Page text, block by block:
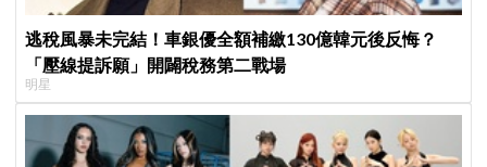
逃稅風暴未完結！車銀優全額補繳130億韓元後反悔？
「壓線提訴願」開闢稅務第二戰場
明星